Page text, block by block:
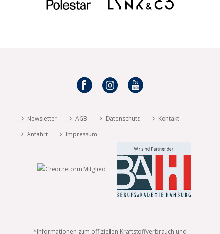
Newsletter AGB Datenschutz
Kontakt
Anfahrt
Impressum
*Informationen zum offiziellen Kraftstoffverbrauch und